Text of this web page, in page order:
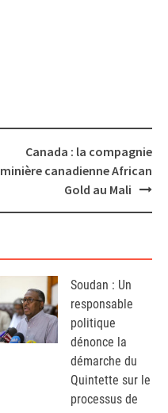
Canada : la compagnie
minière canadienne African
Gold au Mali
Soudan : Un
responsable
politique
dénonce la
démarche du
Quintette sur le
processus de